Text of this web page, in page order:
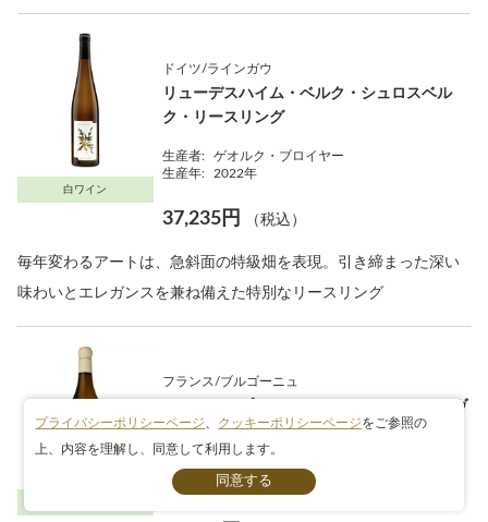
白ワイン
ドイツ/ラインガウ
リューデスハイム・ベルク・シュロスベル
ク・リースリング
生産者:
ゲオルク・ブロイヤー
生産年:
2022年
37,235円 （税込）
毎年変わるアートは、急斜面の特級畑を表現。引き締まった深い
味わいとエレガンスを兼ね備えた特別なリースリング
フランス/ブルゴーニュ
ムルソー・プルミエ・クリュ・レ・ジュヌヴ
リエール
生産者:
ドメーヌ・レミ・ジョバール
生産年:
2020年
プライバシーポリシーページ クッキーポリシーページをご参照の
上、内容を理解し、同意して利用します。